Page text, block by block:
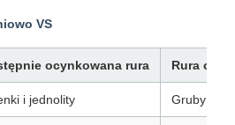
VS
ocynkowana rura Rura
i jednolity Gruby